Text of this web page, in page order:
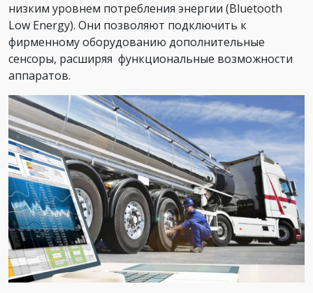
низким уровнем потребления энергии (Bluetooth
Low Energy). Они позволяют подключить к
фирменному оборудованию дополнительные
сенсоры, расширяя функциональные возможности
аппаратов.